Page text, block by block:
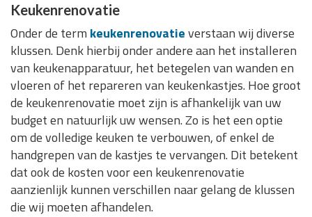
Keukenrenovatie
Onder de term keukenrenovatieverstaan wij diverse
klussen. Denk hierbij onder andere aan het installeren
van keukenapparatuur, het betegelen van wanden en
vloeren of het repareren van keukenkastjes. Hoe groot
de keukenrenovatie moet zijn is afhankelijk van uw
budget en natuurlijk uw wensen. Zo is het een optie
om de volledige keuken te verbouwen, of enkel de
handgrepen van de kastjes te vervangen. Dit betekent
dat ook de kosten voor een keukenrenovatie
aanzienlijk kunnen verschillen naar gelang de klussen
die wij moeten afhandelen.